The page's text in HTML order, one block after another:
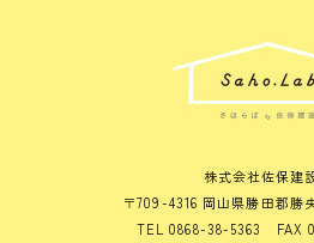
株式会社佐保建
〒709-4316 岡山県勝田郡勝
TEL 0868-38-5363 FAX